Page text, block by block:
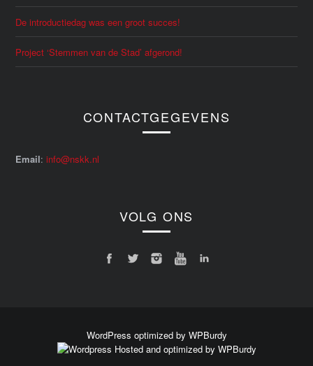
De introductiedag was een groot succes!
Project ‘Stemmen van de Stad’ afgerond!
CONTACTGEGEVENS
Email:info@nskk.nl
VOLG ONS
WordPress optimized by WPBurdy